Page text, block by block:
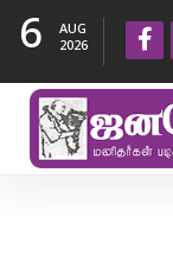
6
AUG
2026